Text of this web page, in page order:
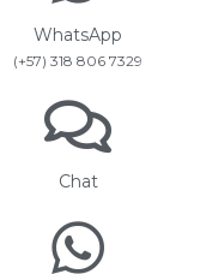
WhatsApp
(+57) 318 806 7329
Chat